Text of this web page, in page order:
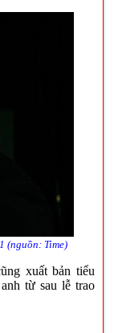
(nguồn: Time)
xuất bản tiểu
từ sau lễ trao